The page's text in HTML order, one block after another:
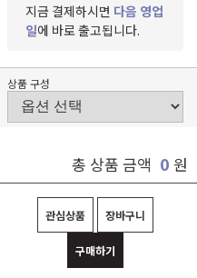
지금 결제하시면 다음 영업
일에 바로 출고됩니다.
상품 구성
총 상품 금액 0 원
관심상품 장바구니
구매하기